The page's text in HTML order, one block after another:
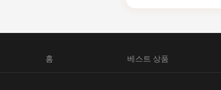
홈 베스트 상품